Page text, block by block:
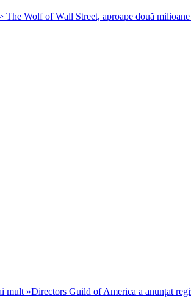
The Wolf of Wall Street, aproape două
mult »Directors Guild of America a anunțat